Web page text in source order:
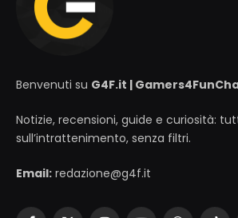
Benvenuti su G4F.it |
Notizie, recensioni, guide e curiosità:
sull’intrattenimento, senza filtri.
Email: redazione@g4f.it